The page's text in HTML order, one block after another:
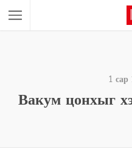
1 сар
Вакум цонхыг